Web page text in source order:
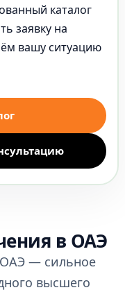
каталог
заявку на
вашу ситуацию
в ОАЭ
— сильное
высшего